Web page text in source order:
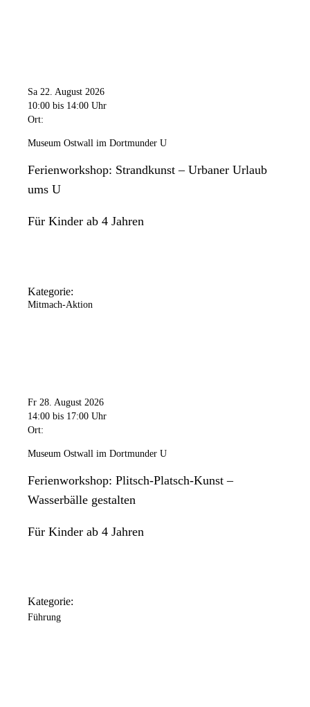
Sa 22. August 2026
10:00 bis 14:00 Uhr
Ort:
Museum Ostwall im Dortmunder U
Ferienworkshop: Strandkunst – Urbaner Urlaub
ums U
Für Kinder ab 4 Jahren
Kategorie:
Mitmach-Aktion
Fr 28. August 2026
14:00 bis 17:00 Uhr
Ort:
Museum Ostwall im Dortmunder U
Ferienworkshop: Plitsch-Platsch-Kunst –
Wasserbälle gestalten
Für Kinder ab 4 Jahren
Kategorie:
Führung